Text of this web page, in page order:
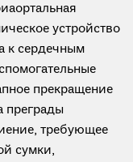
устройство
к сердечным
прекращение
преграды
требующее
сумки,